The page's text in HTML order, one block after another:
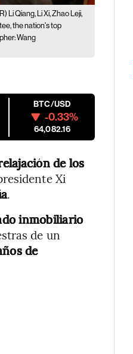
Li Qiang, Li Xi, Zhao Leji,
the nation's top
Wang
BTC/USD
-0.33%
64,082.16
de los
Xi
.
inmobiliario
de un
de